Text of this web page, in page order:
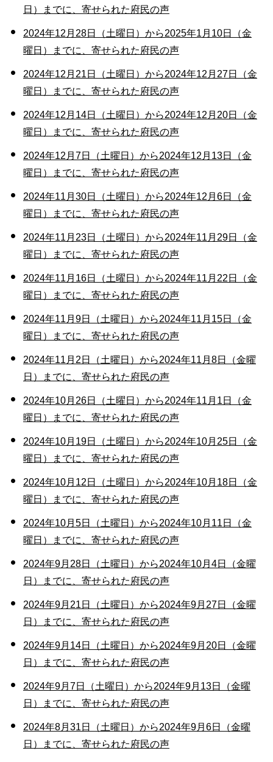
日）までに、寄せられた府民の声
2024年12月28日（土曜日）から2025年1月10日（金
曜日）までに、寄せられた府民の声
2024年12月21日（土曜日）から2024年12月27日（金
曜日）までに、寄せられた府民の声
2024年12月14日（土曜日）から2024年12月20日（金
曜日）までに、寄せられた府民の声
2024年12月7日（土曜日）から2024年12月13日（金
曜日）までに、寄せられた府民の声
2024年11月30日（土曜日）から2024年12月6日（金
曜日）までに、寄せられた府民の声
2024年11月23日（土曜日）から2024年11月29日（金
曜日）までに、寄せられた府民の声
2024年11月16日（土曜日）から2024年11月22日（金
曜日）までに、寄せられた府民の声
2024年11月9日（土曜日）から2024年11月15日（金
曜日）までに、寄せられた府民の声
2024年11月2日（土曜日）から2024年11月8日（金曜
日）までに、寄せられた府民の声
2024年10月26日（土曜日）から2024年11月1日（金
曜日）までに、寄せられた府民の声
2024年10月19日（土曜日）から2024年10月25日（金
曜日）までに、寄せられた府民の声
2024年10月12日（土曜日）から2024年10月18日（金
曜日）までに、寄せられた府民の声
2024年10月5日（土曜日）から2024年10月11日（金
曜日）までに、寄せられた府民の声
2024年9月28日（土曜日）から2024年10月4日（金曜
日）までに、寄せられた府民の声
2024年9月21日（土曜日）から2024年9月27日（金曜
日）までに、寄せられた府民の声
2024年9月14日（土曜日）から2024年9月20日（金曜
日）までに、寄せられた府民の声
2024年9月7日（土曜日）から2024年9月13日（金曜
日）までに、寄せられた府民の声
2024年8月31日（土曜日）から2024年9月6日（金曜
日）までに、寄せられた府民の声